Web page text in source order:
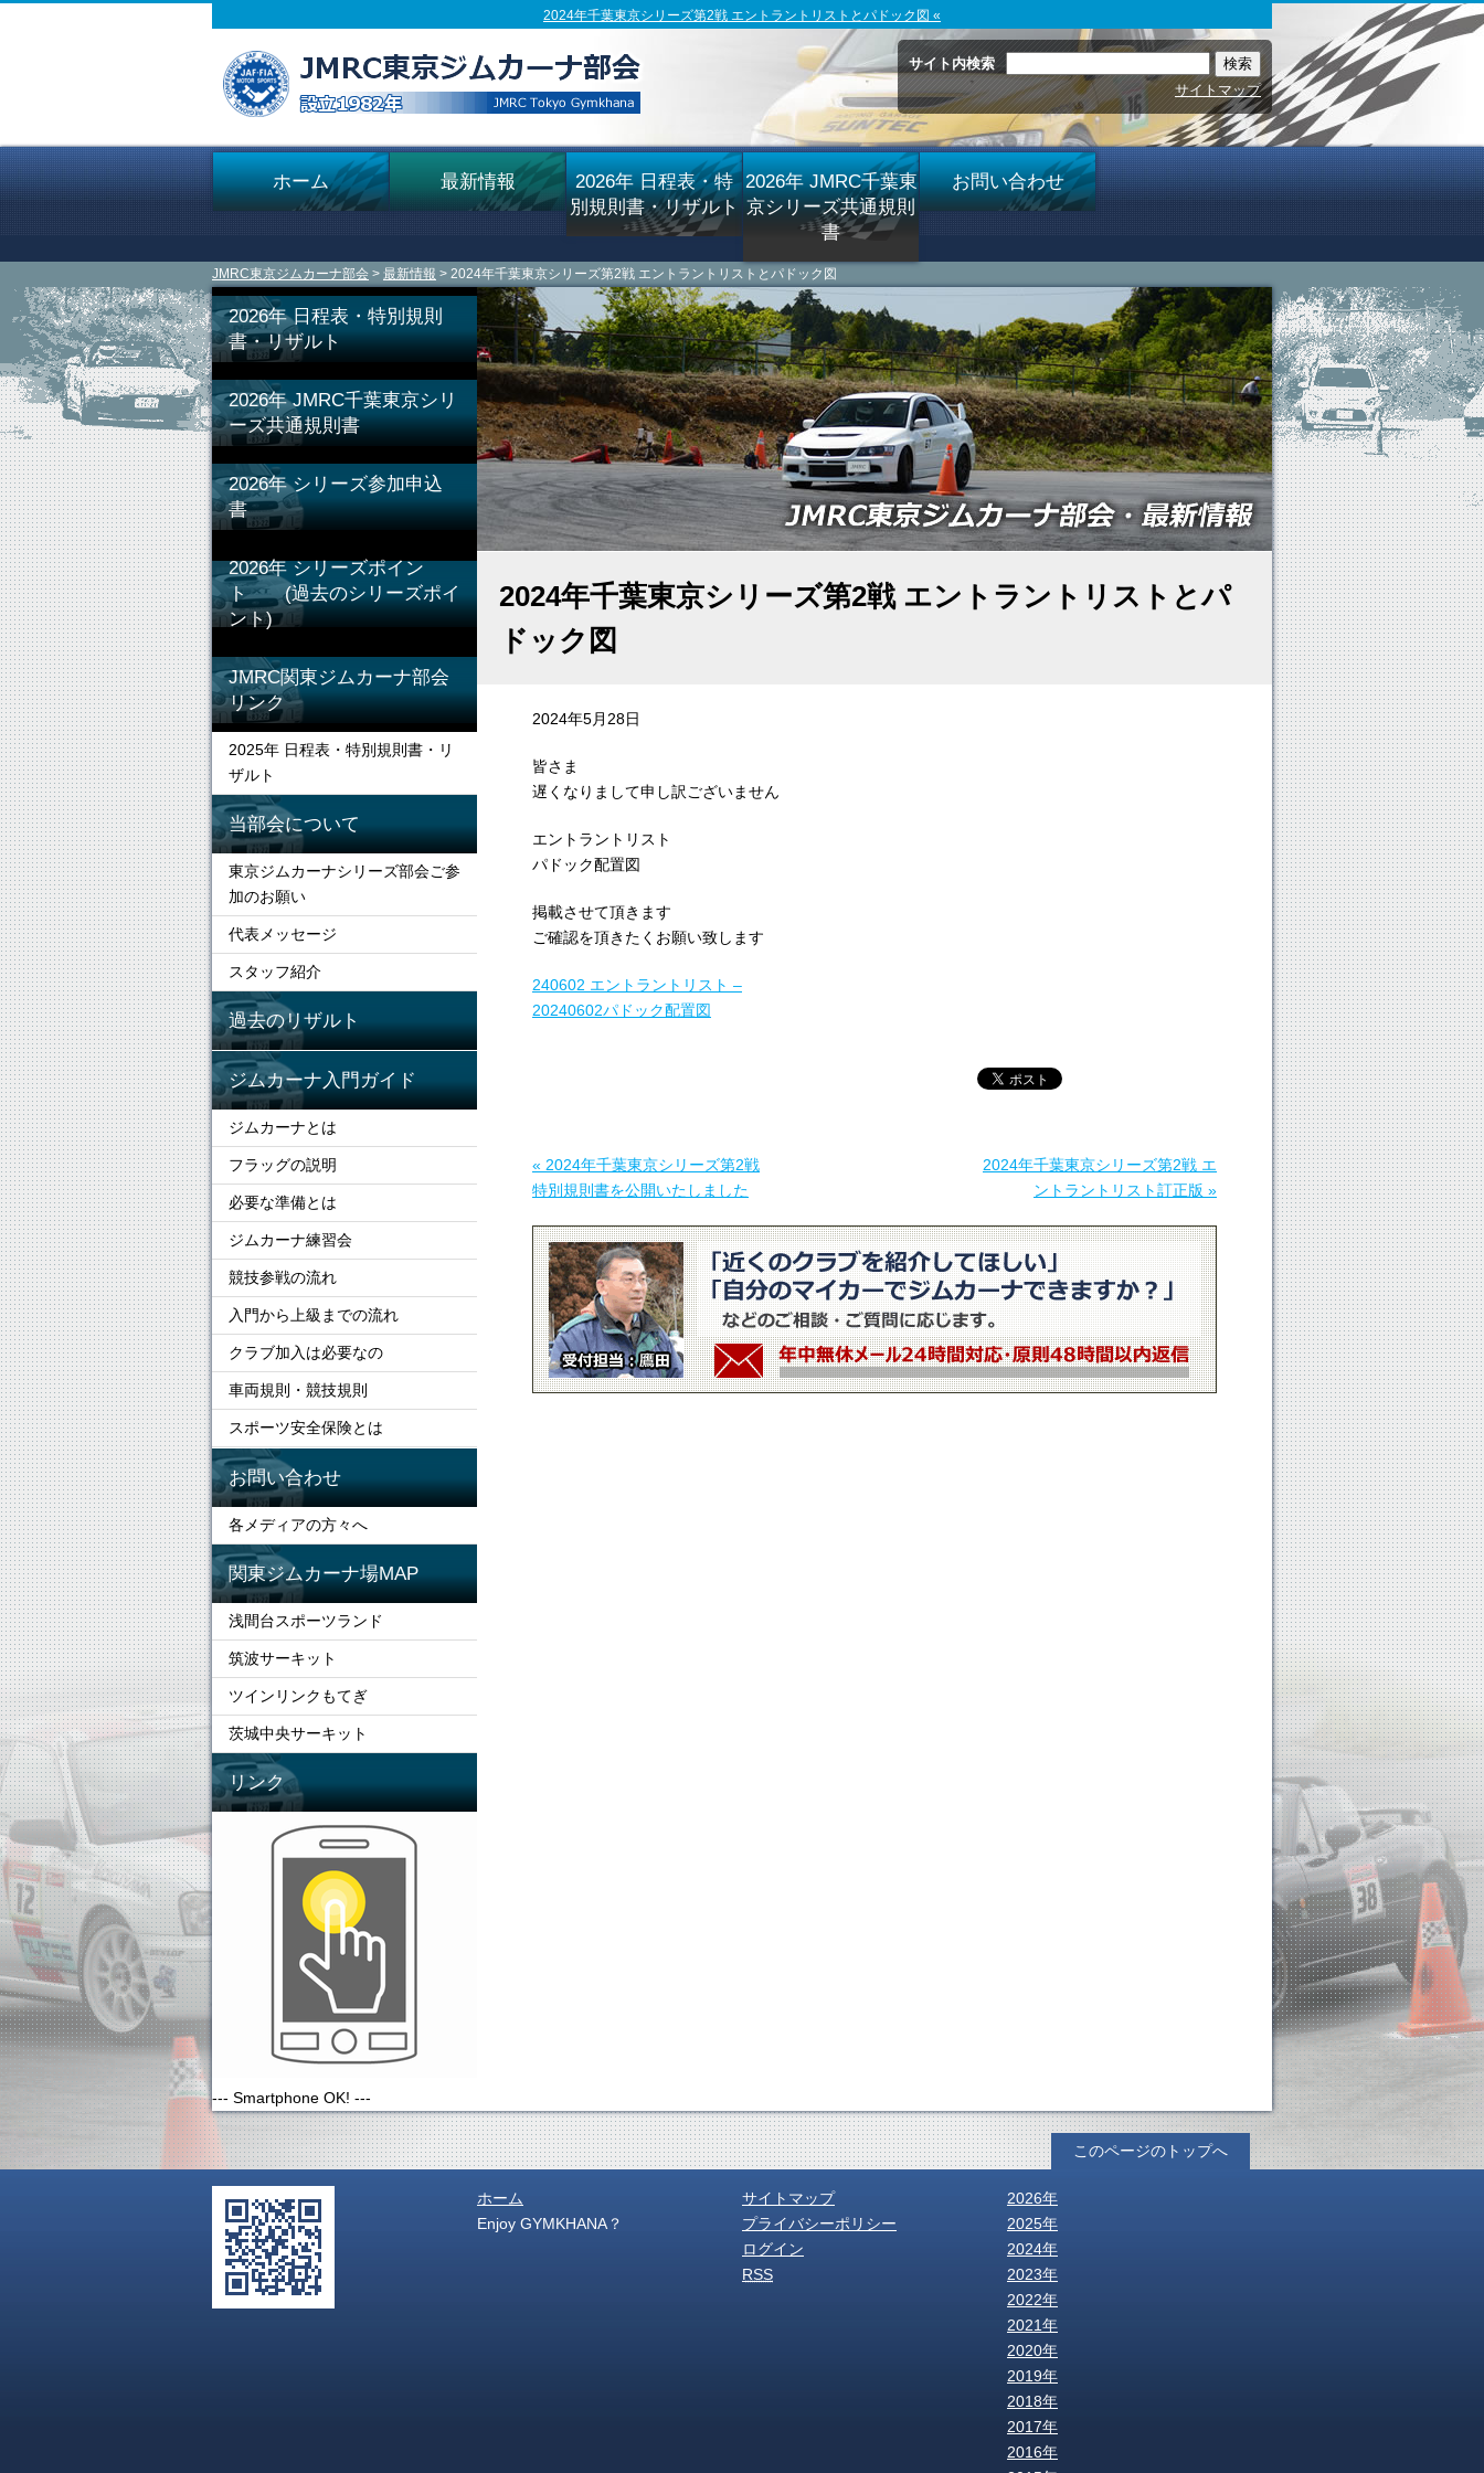
2024年千葉東京シリーズ第2戦 エントラントリストとパドック図 «
サイト内検索
サイトマップ
ホーム 最新情報
2026年 日程表・特
別規則書・リザルト
2026年 JMRC千葉東
京シリーズ共通規則
書
お問い合わせ
JMRC東京ジムカーナ部会 > 最新情報 > 2024年千葉東京シリーズ第2戦 エントラントリストとパドック図
2024年千葉東京シリーズ第2戦 エントラントリストとパ
ドック図
2024年5月28日
皆さま
遅くなりまして申し訳ございません
エントラントリスト
パドック配置図
掲載させて頂きます
ご確認を頂きたくお願い致します
240602 エントラントリスト –
20240602パドック配置図
« 2024年千葉東京シリーズ第2戦
特別規則書を公開いたしました
2024年千葉東京シリーズ第2戦 エ
ントラントリスト訂正版 »
2026年 日程表・特別規則
書・リザルト
2026年 JMRC千葉東京シリ
ーズ共通規則書
2026年 シリーズ参加申込
書
2026年 シリーズポイン
ト (過去のシリーズポイ
ント)
JMRC関東ジムカーナ部会
リンク
2025年 日程表・特別規則書・リ
ザルト
当部会について
東京ジムカーナシリーズ部会ご参
加のお願い
代表メッセージ
スタッフ紹介
過去のリザルト
ジムカーナ入門ガイド
ジムカーナとは
フラッグの説明
必要な準備とは
ジムカーナ練習会
競技参戦の流れ
入門から上級までの流れ
クラブ加入は必要なの
車両規則・競技規則
スポーツ安全保険とは
お問い合わせ
各メディアの方々へ
関東ジムカーナ場MAP
浅間台スポーツランド
筑波サーキット
ツインリンクもてぎ
茨城中央サーキット
リンク
--- Smartphone OK! ---
このページのトップへ
ホーム
Enjoy GYMKHANA？
サイトマップ
プライバシーポリシー
ログイン
RSS
2026年
2025年
2024年
2023年
2022年
2021年
2020年
2019年
2018年
2017年
2016年